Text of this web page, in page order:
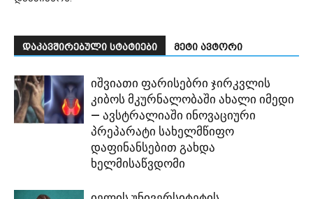
დაკავშირებული სტატიები მეტი ავტორი
იშვიათი ფარისებრი ჯირკვლის
კიბოს მკურნალობაში ახალი იმედი
— ავსტრალიაში ინოვაციური
პრეპარატი სახელმწიფო
დაფინანსებით გახდა
ხელმისაწვდომი